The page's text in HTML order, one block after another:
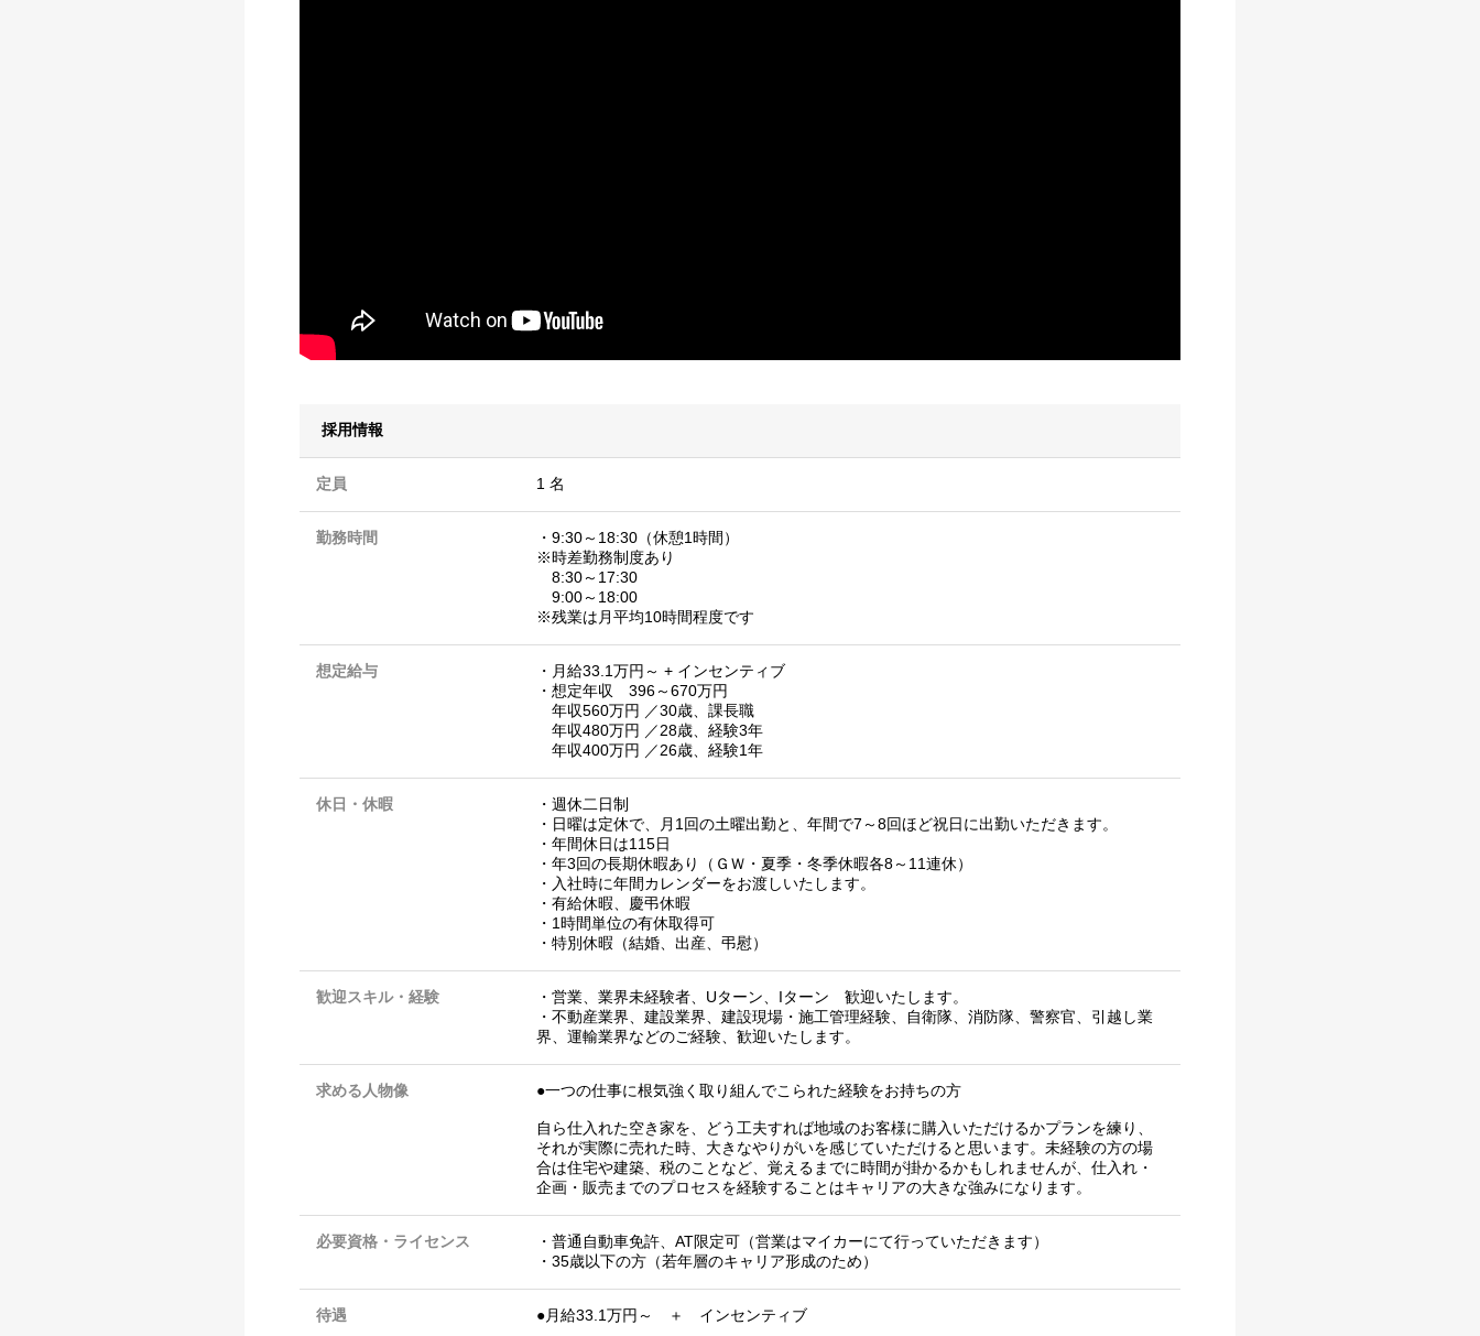
採用情報
定員 1 名
勤務時間
・9:30～18:30（休憩1時間）
※時差勤務制度あり
8:30～17:30
9:00～18:00
※残業は月平均10時間程度です
想定給与
・月給33.1万円～ + インセンティブ
・想定年収 396～670万円
年収560万円 ／30歳、課長職
年収480万円 ／28歳、経験3年
年収400万円 ／26歳、経験1年
休日・休暇
・週休二日制
・日曜は定休で、月1回の土曜出勤と、年間で7～8回ほど祝日に出勤いただきます。
・年間休日は115日
・年3回の長期休暇あり（ＧＷ・夏季・冬季休暇各8～11連休）
・入社時に年間カレンダーをお渡しいたします。
・有給休暇、慶弔休暇
・1時間単位の有休取得可
・特別休暇（結婚、出産、弔慰）
歓迎スキル・経験
・営業、業界未経験者、Uターン、Iターン 歓迎いたします。
・不動産業界、建設業界、建設現場・施工管理経験、自衛隊、消防隊、警察官、引越し業
界、運輸業界などのご経験、歓迎いたします。
求める人物像 ●一つの仕事に根気強く取り組んでこられた経験をお持ちの方
自ら仕入れた空き家を、どう工夫すれば地域のお客様に購入いただけるかプランを練り、
それが実際に売れた時、大きなやりがいを感じていただけると思います。未経験の方の場
合は住宅や建築、税のことなど、覚えるまでに時間が掛かるかもしれませんが、仕入れ・
企画・販売までのプロセスを経験することはキャリアの大きな強みになります。
必要資格・ライセンス
・普通自動車免許、AT限定可（営業はマイカーにて行っていただきます）
・35歳以下の方（若年層のキャリア形成のため）
待遇 ●月給33.1万円～ ＋ インセンティブ